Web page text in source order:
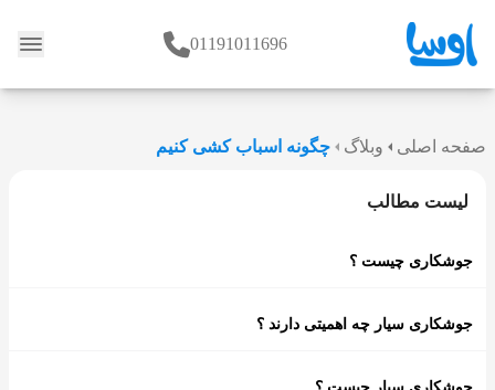
وبلاگ 01191011696
صفحه اصلی وبلاگ چگونه اسباب کشی کنیم
لیست مطالب
جوشکاری چیست ؟
جوشکاری سیار چه اهمیتی دارند ؟